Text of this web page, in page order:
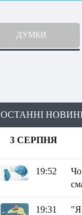
ДУМКИ
ОСТАННІ
3 СЕРПНЯ
19:52
19:31
"Я